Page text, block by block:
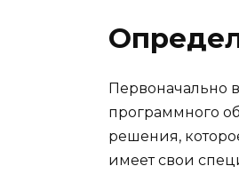
Первоначально
программного
решения,
имеет свои